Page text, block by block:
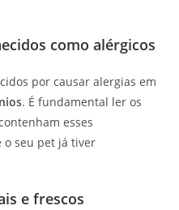
como alérgicos
por causar alergias em
. É fundamental ler os
esses
o seu pet já tiver
e frescos